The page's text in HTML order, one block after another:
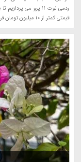
ردمی نوت 11 پرو می
قیمتی کمتر از 10 میلیون تومان قرار دارند انتخاب بهتری در مقایسه با دیگری هستند.